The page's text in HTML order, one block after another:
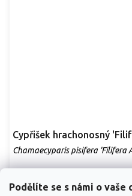
Podělíte se s námi o vaše
Cypřišek hrachonosný
Chamaecyparis pisifera 'Filifera